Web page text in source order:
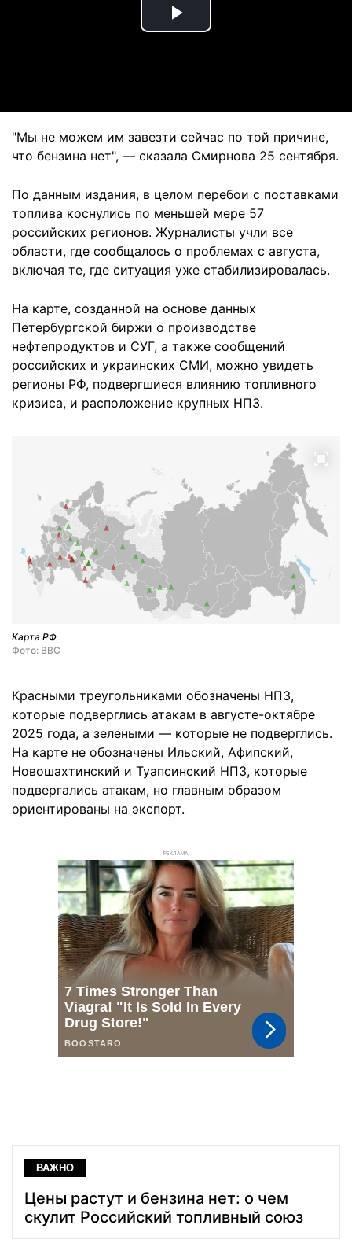
Play
"Мы не можем им завезти сейчас по той причине,
что бензина нет", — сказала Смирнова 25 сентября.
По данным издания, в целом перебои с поставками
топлива коснулись по меньшей мере 57
российских регионов. Журналисты учли все
области, где сообщалось о проблемах с августа,
включая те, где ситуация уже стабилизировалась.
На карте, созданной на основе данных
Петербургской биржи о производстве
нефтепродуктов и СУГ, а также сообщений
российских и украинских СМИ, можно увидеть
регионы РФ, подвергшиеся влиянию топливного
кризиса, и расположение крупных НПЗ.
Карта РФ
Фото: BBC
Красными треугольниками обозначены НПЗ,
которые подверглись атакам в августе-октябре
2025 года, а зелеными — которые не подверглись.
На карте не обозначены Ильский, Афипский,
Новошахтинский и Туапсинский НПЗ, которые
подвергались атакам, но главным образом
ориентированы на экспорт.
РЕКЛАМА
ВАЖНО
Цены растут и бензина нет: о чем
скулит Российский топливный союз